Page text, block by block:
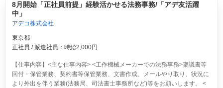
8月開始「正社員前提」経験活かせる法務事務/「アデ友活躍
中」
アデコ株式会社
東京都
正社員 / 派遣社員：時給2,000円
【仕事内容】<主な仕事内容> <工作機械メーカーでの法務事務>稟議書等
回付・保管業務、契約書等保管業務、文書作成、メールやり取り、状況に
より外出を伴う業務(法務局、司法書士事務所など)等をお願いします。 <